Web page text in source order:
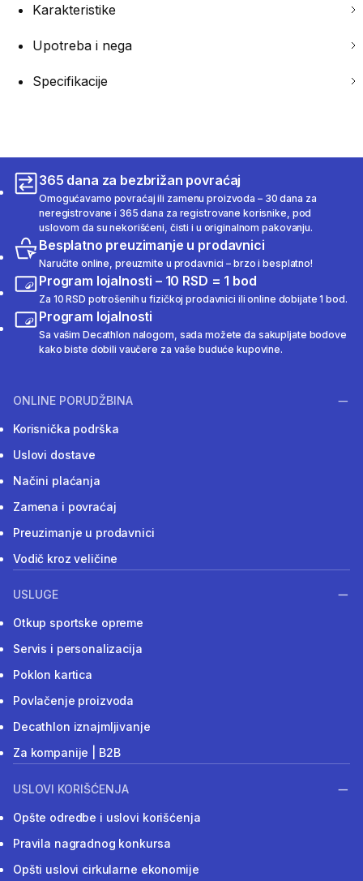
Karakteristike
Upotreba i nega
Specifikacije
365 dana za bezbrižan povraćaj
Omogućavamo povraćaj ili zamenu proizvoda – 30 dana za
neregistrovane i 365 dana za registrovane korisnike, pod
uslovom da su nekorišćeni, čisti i u originalnom pakovanju.
Besplatno preuzimanje u prodavnici
Naručite online, preuzmite u prodavnici – brzo i besplatno!
Program lojalnosti – 10 RSD = 1 bod
Za 10 RSD potrošenih u fizičkoj prodavnici ili online dobijate 1 bod.
Program lojalnosti
Sa vašim Decathlon nalogom, sada možete da sakupljate bodove
kako biste dobili vaučere za vaše buduće kupovine.
ONLINE PORUDŽBINA
Korisnička podrška
Uslovi dostave
Načini plaćanja
Zamena i povraćaj
Preuzimanje u prodavnici
Vodič kroz veličine
USLUGE
Otkup sportske opreme
Servis i personalizacija
Poklon kartica
Povlačenje proizvoda
Decathlon iznajmljivanje
Za kompanije | B2B
USLOVI KORIŠĆENJA
Opšte odredbe i uslovi korišćenja
Pravila nagradnog konkursa
Opšti uslovi cirkularne ekonomije